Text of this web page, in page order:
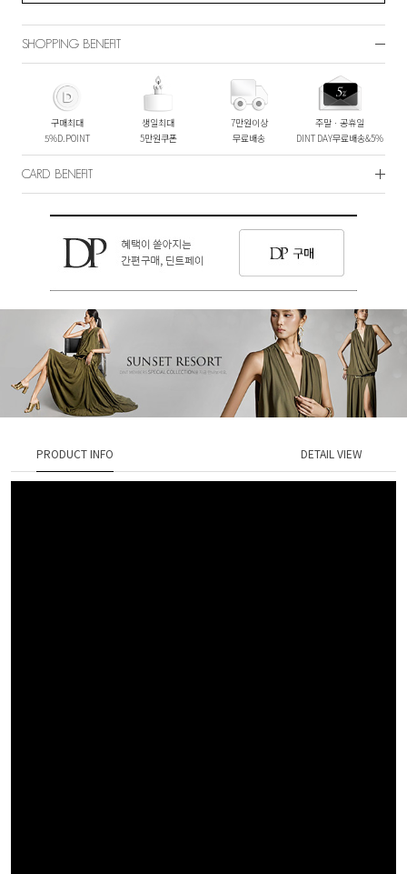
SHOPPING BENEFIT
구매최대
5%D.POINT
생일최대
5만원쿠폰
7만원이상
무료배송
주말ㆍ공휴일
DINT DAY무료배송&5%
CARD BENEFIT
PRODUCT INFO DETAIL VIEW